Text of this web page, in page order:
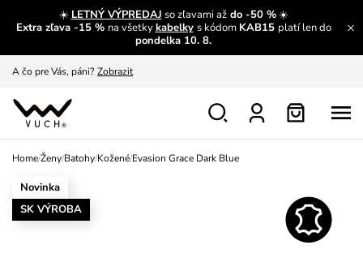
☀️ LETNÝ VÝPREDAJ so zľavami aždo -50 %☀️
Extra zľava -15 % na všetkykabelky s kódom KAB15 platí len do
pondelka 10. 8.
Prečítať viac
A čo pre Vás, páni? Zobrazit
S čím chybu neurobíš?
Nech sa inšpirovať Zobraziť
Home/Ženy/Batohy/Kožené/Evasion Grace Dark Blue
Novinka
SK VÝROBA